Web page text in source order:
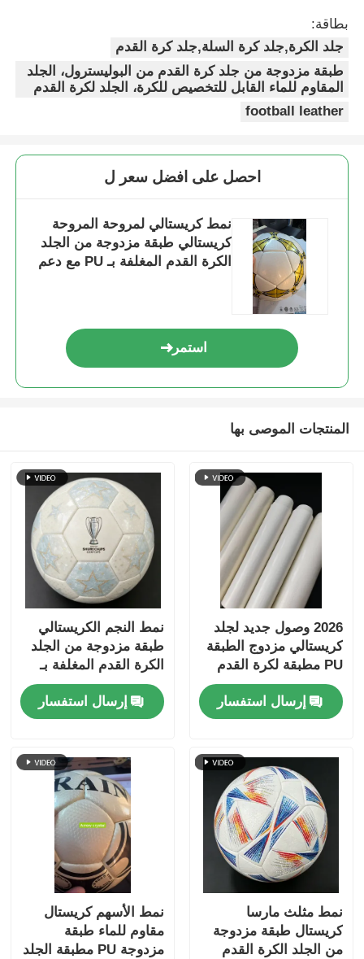
بطاقة:
جلد الكرة,جلد كرة السلة,جلد كرة القدم
طبقة مزدوجة من جلد كرة القدم من البوليسترول، الجلد
المقاوم للماء القابل للتخصيص للكرة، الجلد لكرة القدم
football leather
احصل على افضل سعر ل
نمط كريستالي لمروحة المروحة
كريستالي طبقة مزدوجة من الجلد
الكرة القدم المغلفة بـ PU مع دعم
استمر
المنتجات الموصى بها
2026 وصول جديد لجلد
كريستالي مزدوج الطبقة
PU مطبقة لكرة القدم
مع دعم غير منسوج
مقاوم للماء ونمط قابلة
للتخصيص
إرسال استفسار
نمط النجم الكريستالي
طبقة مزدوجة من الجلد
الكرة القدم المغلفة بـ
PU مع الدعم غير
المنسوج المقاوم للماء
والنمط القابل للتخصيص
إرسال استفسار
نمط مثلث مارسا
كريستال طبقة مزدوجة
من الجلد الكرة القدم
نمط الأسهم كريستال
مقاوم للماء طبقة
مزدوجة PU مطبقة الجلد